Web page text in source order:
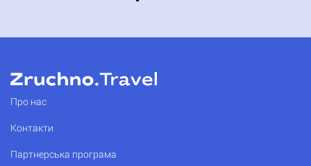
Про нас
Контакти
Партнерська програма